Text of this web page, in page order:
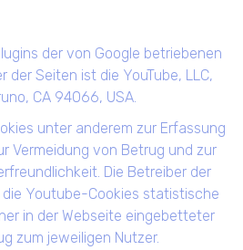
der von Google betriebenen
der Seiten ist die YouTube, LLC,
CA 94066, USA.
unter anderem zur Erfassung
Vermeidung von Betrug und zur
Die Betreiber der
Youtube-Cookies statistische
in der Webseite eingebetteter
zum jeweiligen Nutzer.